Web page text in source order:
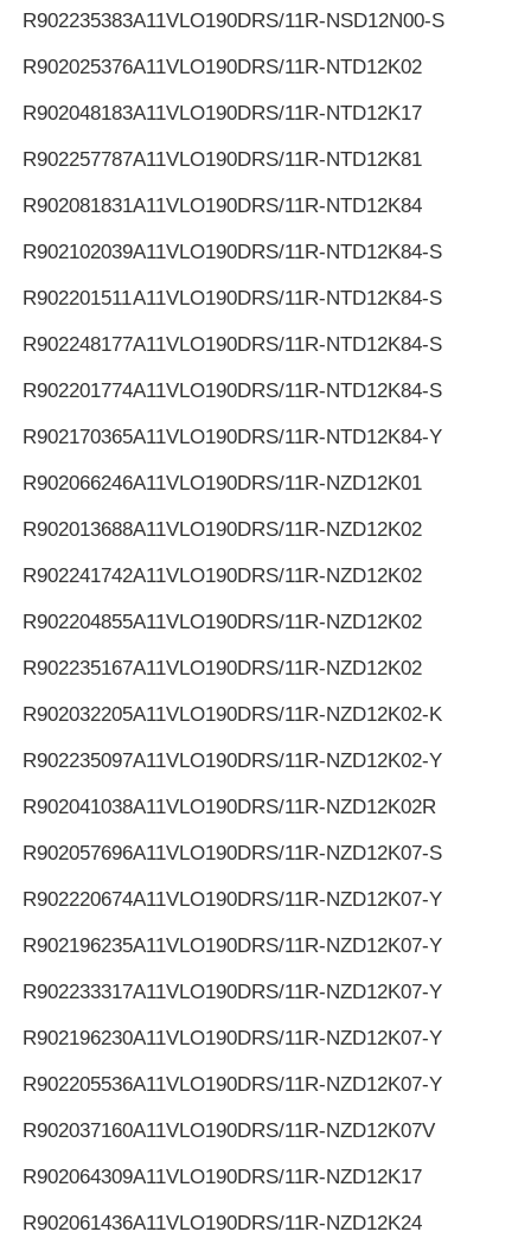
R902235383A11VLO190DRS/11R-NSD12N00-S
R902025376A11VLO190DRS/11R-NTD12K02
R902048183A11VLO190DRS/11R-NTD12K17
R902257787A11VLO190DRS/11R-NTD12K81
R902081831A11VLO190DRS/11R-NTD12K84
R902102039A11VLO190DRS/11R-NTD12K84-S
R902201511A11VLO190DRS/11R-NTD12K84-S
R902248177A11VLO190DRS/11R-NTD12K84-S
R902201774A11VLO190DRS/11R-NTD12K84-S
R902170365A11VLO190DRS/11R-NTD12K84-Y
R902066246A11VLO190DRS/11R-NZD12K01
R902013688A11VLO190DRS/11R-NZD12K02
R902241742A11VLO190DRS/11R-NZD12K02
R902204855A11VLO190DRS/11R-NZD12K02
R902235167A11VLO190DRS/11R-NZD12K02
R902032205A11VLO190DRS/11R-NZD12K02-K
R902235097A11VLO190DRS/11R-NZD12K02-Y
R902041038A11VLO190DRS/11R-NZD12K02R
R902057696A11VLO190DRS/11R-NZD12K07-S
R902220674A11VLO190DRS/11R-NZD12K07-Y
R902196235A11VLO190DRS/11R-NZD12K07-Y
R902233317A11VLO190DRS/11R-NZD12K07-Y
R902196230A11VLO190DRS/11R-NZD12K07-Y
R902205536A11VLO190DRS/11R-NZD12K07-Y
R902037160A11VLO190DRS/11R-NZD12K07V
R902064309A11VLO190DRS/11R-NZD12K17
R902061436A11VLO190DRS/11R-NZD12K24